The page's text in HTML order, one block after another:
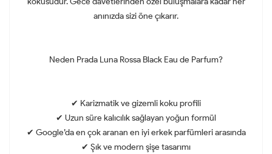
anınızda sizi öne çıkarır.
Neden Prada Luna Rossa Black Eau de Parfum?
✔ Karizmatik ve gizemli koku profili
✔ Uzun süre kalıcılık sağlayan yoğun formül
✔ Google’da en çok aranan en iyi erkek parfümleri arasında
✔ Şık ve modern şişe tasarımı